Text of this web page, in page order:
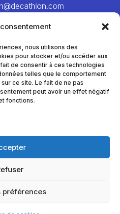
nous utilisons des
pour stocker et/ou accéder aux
de consentir à ces technologies
telles que le comportement
ce site. Le fait de ne pas
peut avoir un effet négatif
fonctions.
préférences
/ Asia / Africa